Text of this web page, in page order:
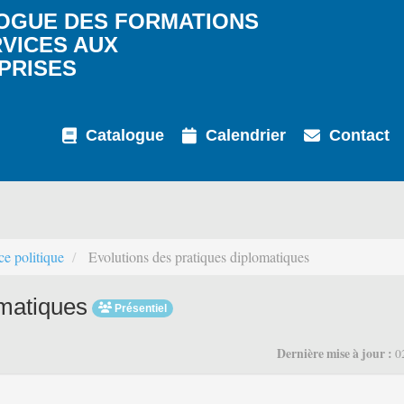
DES FORMATIONS
AUX
Catalogue Calendrier Contact
politique Evolutions des pratiques diplomatiques
Présentiel
Dernière mise à jour :